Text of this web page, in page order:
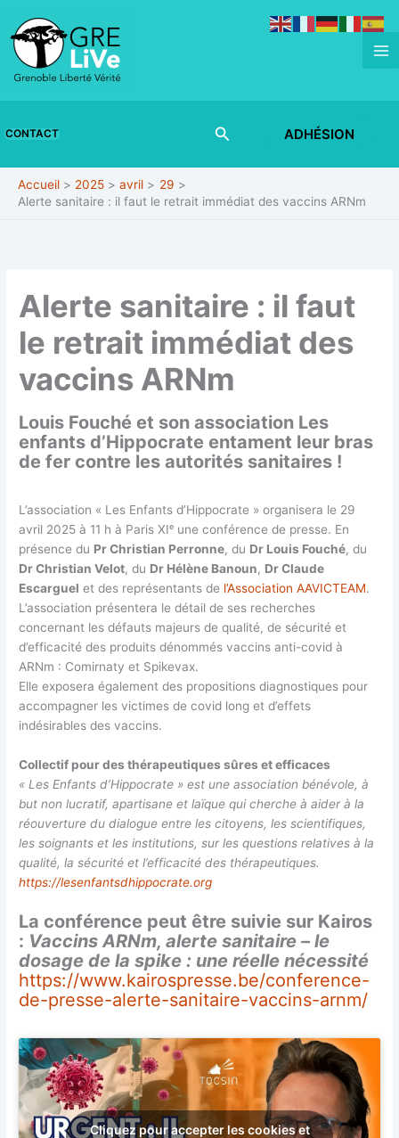
contenu
CONTACT RechercherADHÉSION
Accueil 2025 avril
29
Alerte sanitaire : il faut le retrait immédiat des vaccins ARNm
Alerte sanitaire : il faut
le retrait immédiat des
vaccins ARNm
Louis Fouché et son association Les
enfants d’Hippocrate entament leur bras
de fer contre les autorités sanitaires !
L’association « Les Enfants d’Hippocrate » organisera le 29
avril 2025 à 11 h à Paris XIᵉ une conférence de presse. En
présence du Pr Christian Perronne, du Dr Louis Fouché, du
Dr Christian Velot, du Dr Hélène Banoun, Dr Claude
Escarguel et des représentants de l’Association AAVICTEAM.
L’association présentera le détail de ses recherches
concernant les défauts majeurs de qualité, de sécurité et
d’efficacité des produits dénommés vaccins anti-covid à
ARNm : Comirnaty et Spikevax.
Elle exposera également des propositions diagnostiques pour
accompagner les victimes de covid long et d’effets
indésirables des vaccins.
Collectif pour des thérapeutiques sûres et efficaces
« Les Enfants d’Hippocrate » est une association bénévole, à
but non lucratif, apartisane et laïque qui cherche à aider à la
réouverture du dialogue entre les citoyens, les scientifiques,
les soignants et les institutions, sur les questions relatives à la
qualité, la sécurité et l’efficacité des thérapeutiques.
https://lesenfantsdhippocrate.org
La conférence peut être suivie sur Kairos
: Vaccins ARNm, alerte sanitaire – le
dosage de la spike : une réelle nécessité
https://www.kairospresse.be/conference-
de-presse-alerte-sanitaire-vaccins-arnm/
Cliquez pour accepter les cookies et